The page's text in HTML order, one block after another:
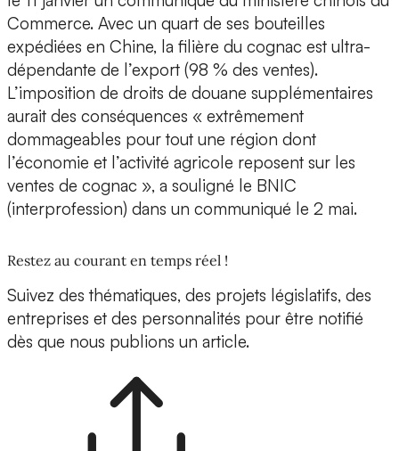
Commerce. Avec un quart de ses bouteilles
expédiées en Chine, la filière du cognac est ultra-
dépendante de l’export (98 % des ventes).
L’imposition de droits de douane supplémentaires
aurait des conséquences « extrêmement
dommageables pour tout une région dont
l’économie et l’activité agricole reposent sur les
ventes de cognac », a souligné le BNIC
(interprofession) dans un communiqué le 2 mai.
Restez au courant en temps réel !
Suivez des thématiques, des projets législatifs, des
entreprises et des personnalités pour être notifié
dès que nous publions un article.